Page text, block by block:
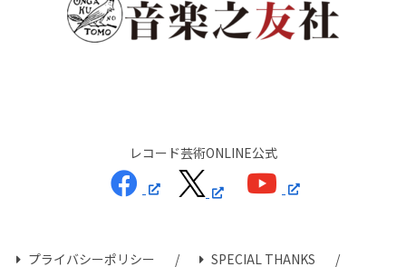
レコード芸術ONLINE公式
プライバシーポリシー SPECIAL THANKS